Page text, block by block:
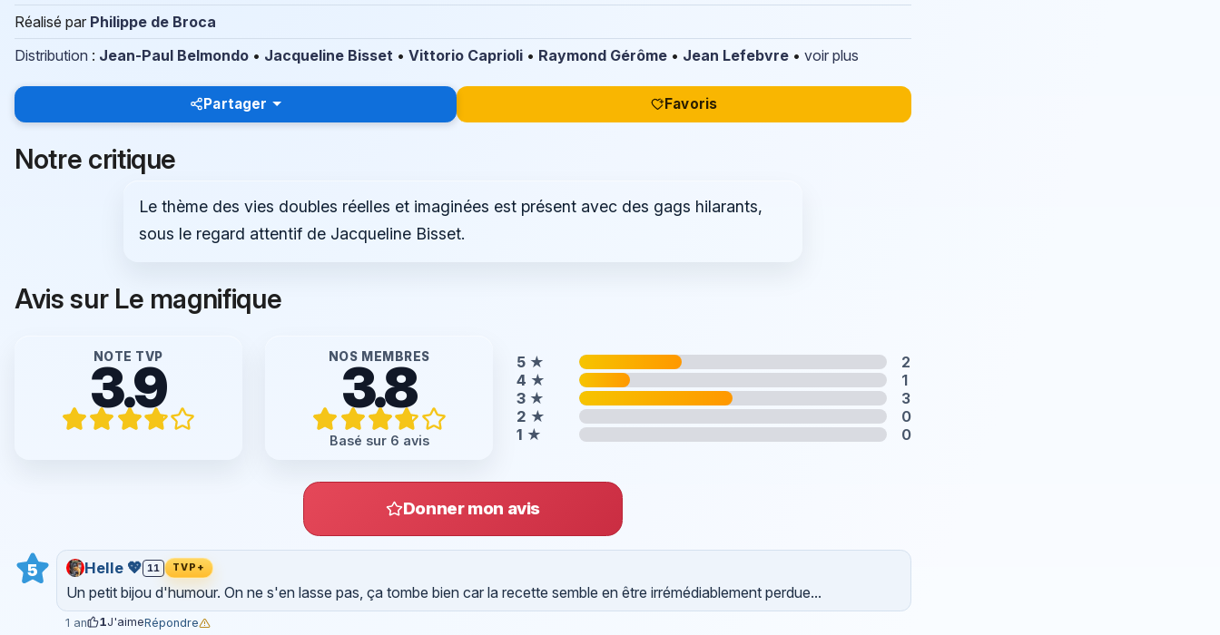
Réalisé par Philippe de Broca
Distribution : Jean-Paul Belmondo • Jacqueline Bisset • Vittorio Caprioli • Raymond Gérôme • Jean Lefebvre • voir plus
Partager Favoris
Notre critique
Le thème des vies doubles réelles et imaginées est présent avec des gags hilarants,
sous le regard attentif de Jacqueline Bisset.
Avis sur Le magnifique
NOTE TVP
3.9 NOS MEMBRES
3.8
Basé sur 6 avis
5 ★
2
4 ★
1
3 ★
3
2 ★
0
1 ★ 0
Donner mon avis
5 Helle 💖 11 TVP+
Un petit bijou d'humour. On ne s'en lasse pas, ça tombe bien car la recette semble en être irrémédiablement perdue...
1 an 1J'aimeRépondre